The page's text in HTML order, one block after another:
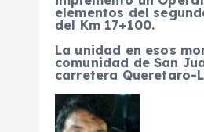
elementos del
del Km 17+100.
La unidad en esos
comunidad de San
carretera Queretaro-